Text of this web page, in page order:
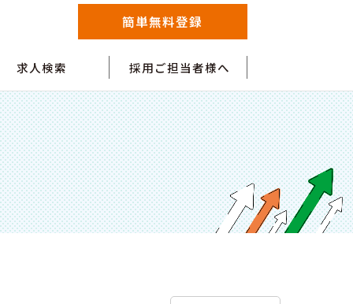
簡単無料登録
求人検索 採用ご担当者様へ